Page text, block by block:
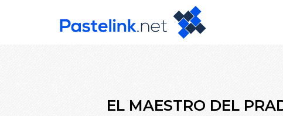
EL MAESTRO DEL